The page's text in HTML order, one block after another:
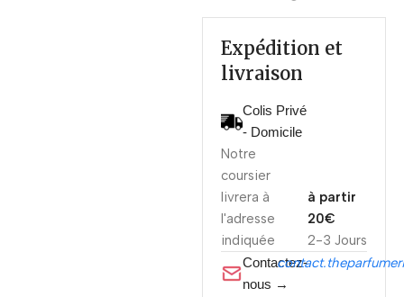
Expédition et
livraison
Colis Privé
- Domicile
Notre
coursier
livrera à
l'adresse
indiquée
2-3 Jours
à partir
20€
Contactez-
nous →